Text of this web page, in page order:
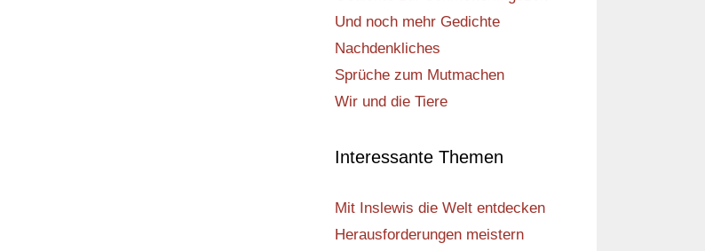
Und noch mehr Gedichte
Nachdenkliches
Sprüche zum Mutmachen
Wir und die Tiere
Interessante Themen
Mit Inslewis die Welt entdecken
Herausforderungen meistern